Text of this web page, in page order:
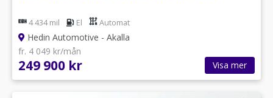
4 434 mil El Automat
Hedin Automotive - Akalla
fr. 4 049 kr/mån
249 900 kr Visa mer